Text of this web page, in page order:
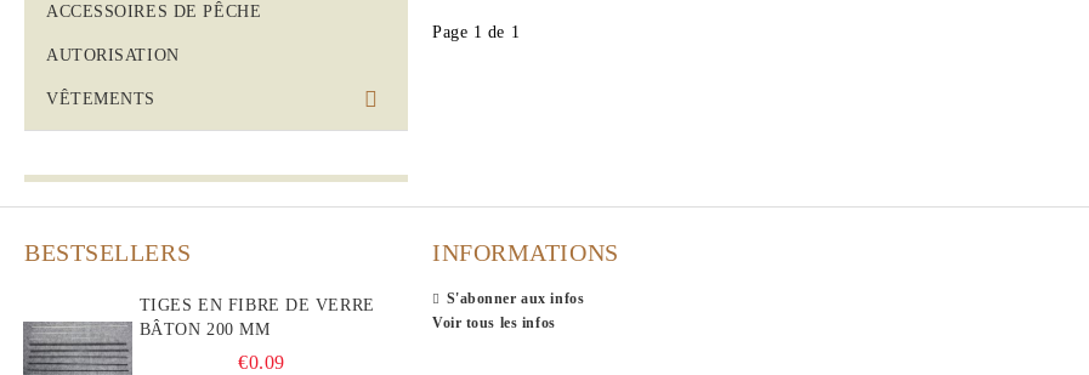
corps en balsa percés
corps rohacell percés HF71
corps rohacell percés IGF110
corps percés mixtes
Blocs rohacell HF 71 + bâtonnets
carrés
ACCESSOIRES DE PÊCHE
AUTORISATION
VÊTEMENTS
T-SHIRTS
SWEAT-SHIRTS
AUTRES
Page 1 de 1
BESTSELLERS
TIGES EN FIBRE DE VERRE
BÂTON 200 MM
€0.09
INFORMATIONS
S'abonner aux infos
Voir tous les infos